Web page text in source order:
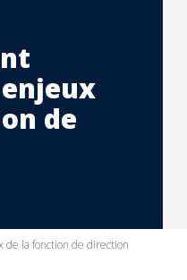
de
de la fonction de direction